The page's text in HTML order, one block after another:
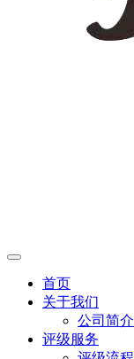
首页
关于我们
公司简介
评级服务